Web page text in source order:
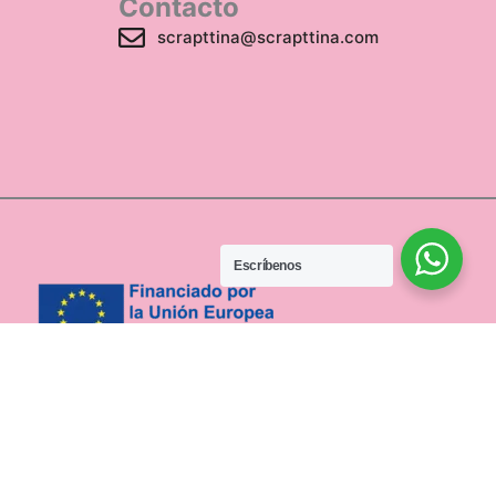
Contacto
scrapttina@scrapttina.com
Escríbenos